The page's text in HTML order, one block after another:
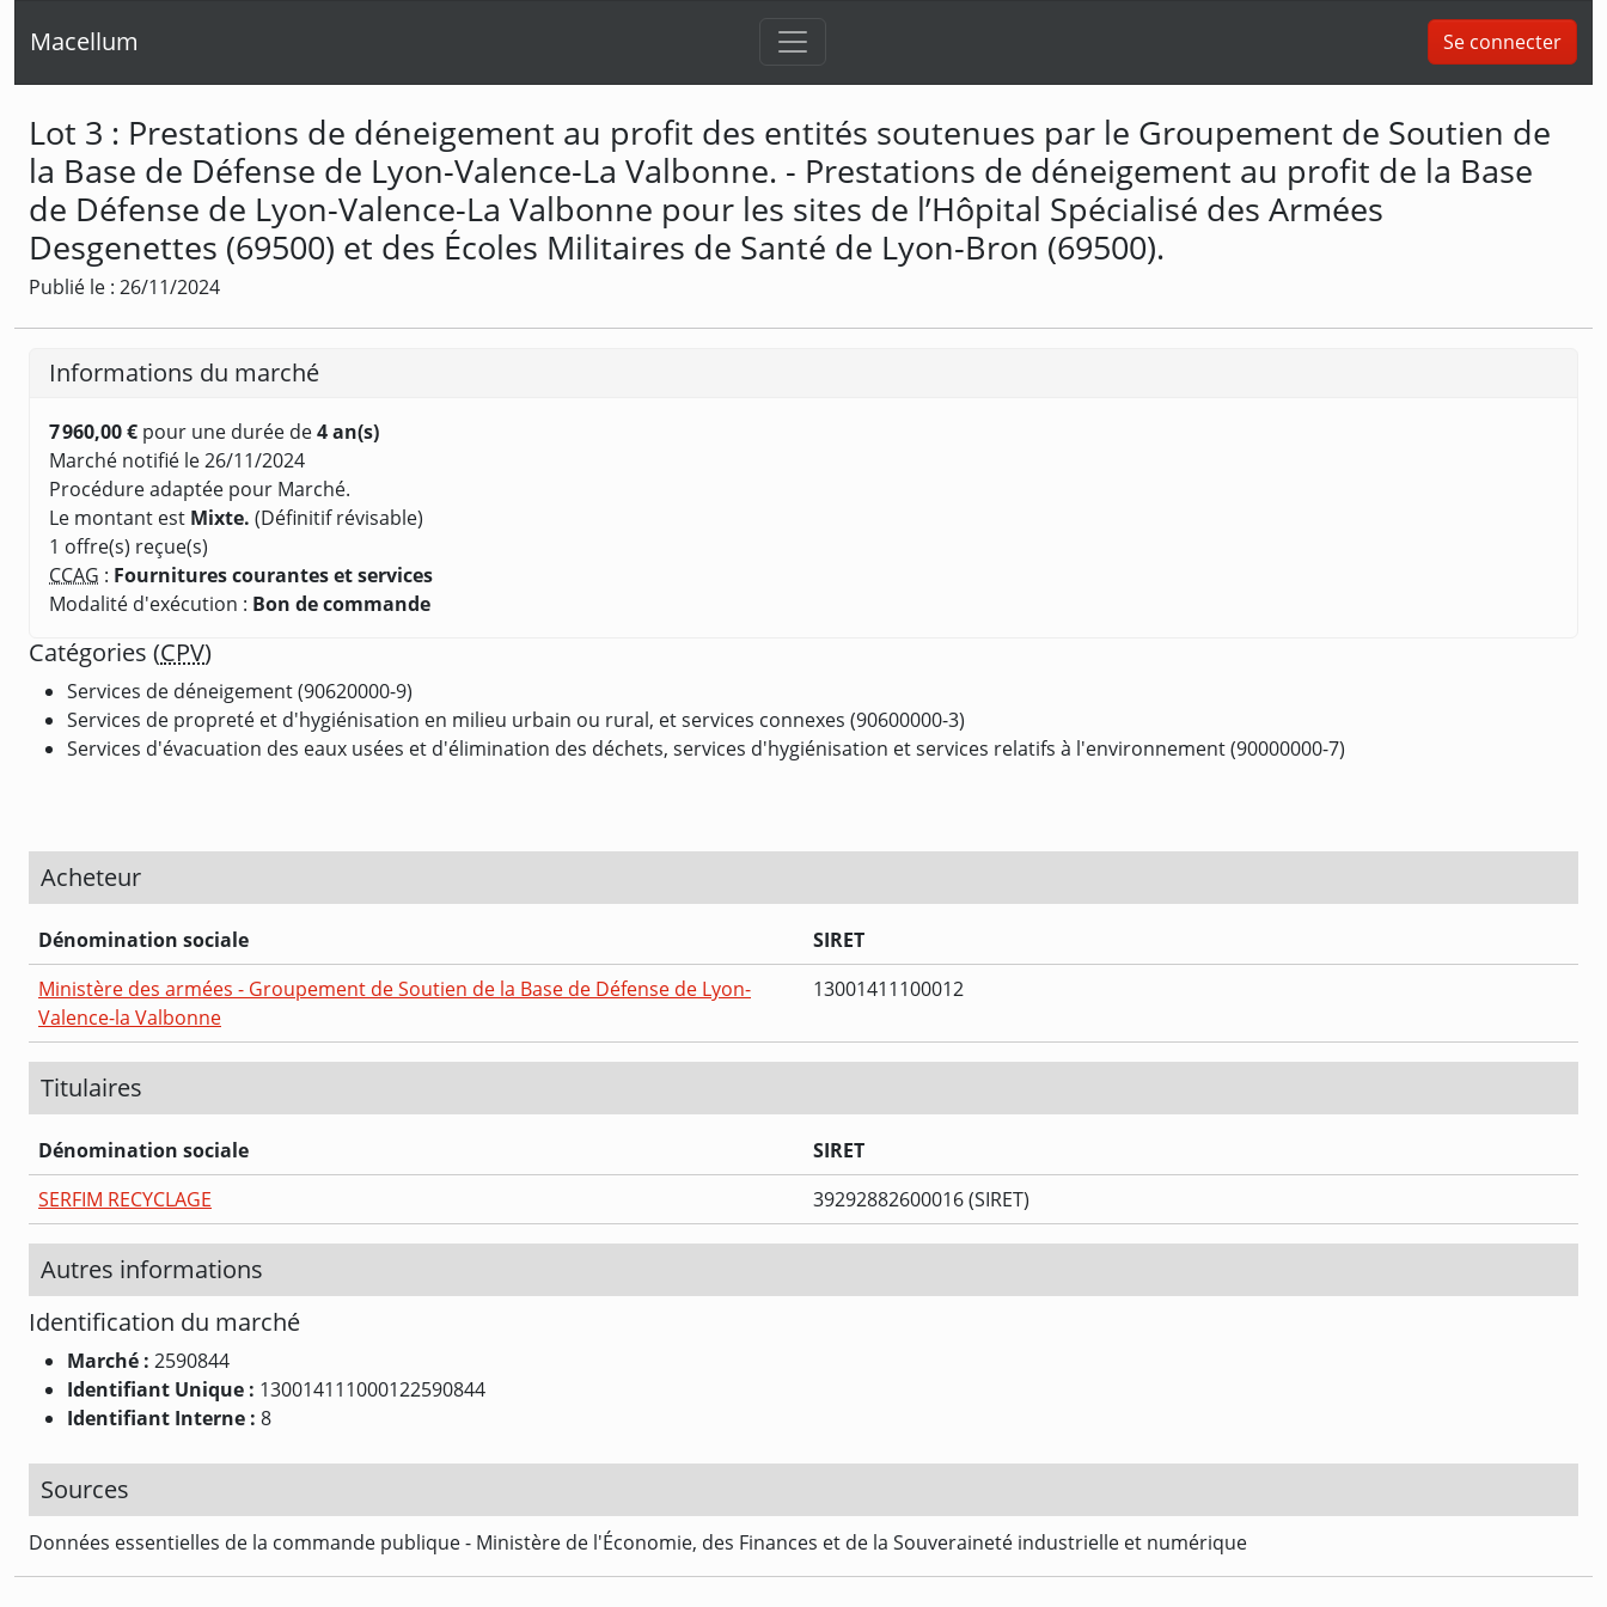
Macellum Se connecter
Lot 3 : Prestations de déneigement au profit des entités soutenues par le Groupement de Soutien de
la Base de Défense de Lyon-Valence-La Valbonne. - Prestations de déneigement au profit de la Base
de Défense de Lyon-Valence-La Valbonne pour les sites de l’Hôpital Spécialisé des Armées
Desgenettes (69500) et des Écoles Militaires de Santé de Lyon-Bron (69500).
Publié le : 26/11/2024
Informations du marché
7 960,00 € pour une durée de4 an(s)
Marché notifié le 26/11/2024
Procédure adaptée pour Marché.
Le montant est Mixte. (Définitif révisable)
1 offre(s) reçue(s)
CCAG : Fournitures courantes et services
Modalité d'exécution : Bon de commande
Catégories (CPV)
Services de déneigement (90620000-9)
Services de propreté et d'hygiénisation en milieu urbain ou rural, et services connexes (90600000-3)
Services d'évacuation des eaux usées et d'élimination des déchets, services d'hygiénisation et services relatifs à l'environnement (90000000-7)
Acheteur
Dénomination sociale
SIRET
Ministère des armées - Groupement de Soutien de la Base de Défense de Lyon-
Valence-la Valbonne
13001411100012
Titulaires
Dénomination sociale
SIRET
SERFIM RECYCLAGE
39292882600016 (SIRET)
Autres informations
Identification du marché
Marché : 2590844
Identifiant Unique : 130014111000122590844
Identifiant Interne : 8
Sources
Données essentielles de la commande publique - Ministère de l'Économie, des Finances et de la Souveraineté industrielle et numérique